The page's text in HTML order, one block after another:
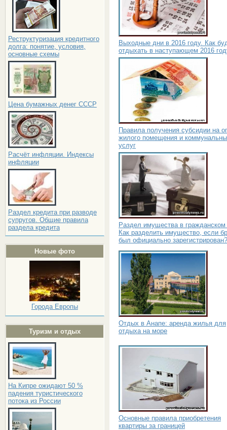
Реструктуризация кредитного
долга: понятие, условия,
основные схемы
Цена бумажных денег СССР
Расчёт инфляции. Индексы
инфляции
Раздел кредита при разводе
супругов. Общие правила
раздела кредита
Новые фото
Города Европы
Туризм и отдых
На Кипре ожидают 50 %
падения туристического
потока из России
Выходные дни в 2016 году. Как
отдыхать в наступающем 2016
Правила получения субсидии на
жилого помещения и
услуг
Раздел имущества в гражданском
Как разделить имущество, если
был официально зарегистрирован?
Отдых в Анапе: аренда жилья для
отдыха на море
Основные правила приобретения
квартиры за границей